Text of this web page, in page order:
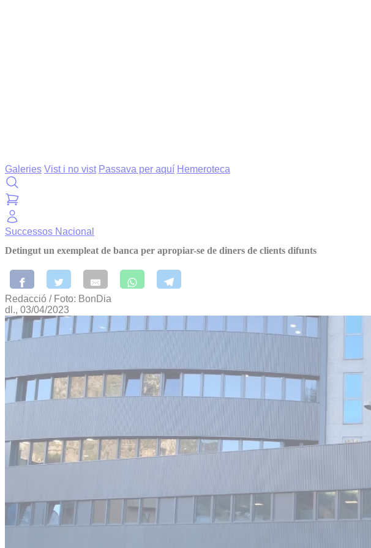
Galeries Vist i no vist Passava per aquí Hemeroteca
Successos Nacional
Detingut un exempleat de banca per apropiar-se de diners de clients difunts
Redacció / Foto: BonDia
dl., 03/04/2023